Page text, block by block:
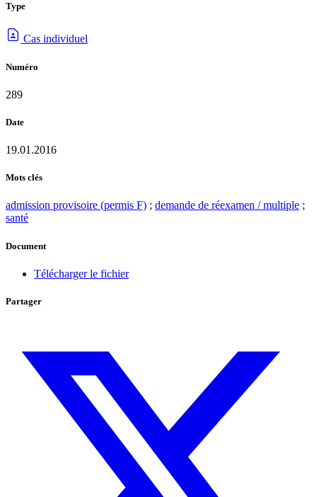
Type
Cas individuel
Numéro
289
Date
19.01.2016
Mots clés
admission provisoire (permis F) ; demande de réexamen / multiple ;
santé
Document
Télécharger le fichier
Partager